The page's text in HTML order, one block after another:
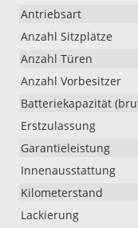
Antriebsart
Anzahl Sitzplätze
Anzahl Türen
Anzahl Vorbesitzer
Batteriekapazität
Erstzulassung
Garantieleistung
Innenausstattung
Kilometerstand
Lackierung